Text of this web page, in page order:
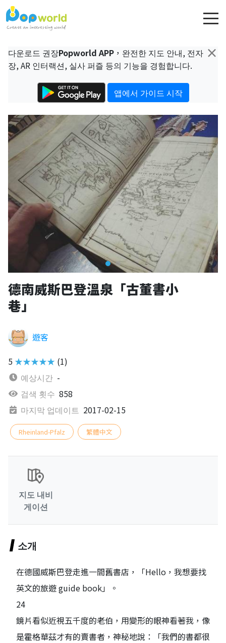
×
다운로드 권장Popworld APP ，완전한 지도 안내, 전자
장, AR 인터랙션, 실사 퍼즐 등의 기능을 경험합니다.
앱에서 가이드 시작
德南威斯巴登溫泉「古董書小
巷」
遊客
5 ★★★★★ (1)
예상시간 -
검색 횟수 858
마지막 업데이트 2017-02-15
Rheinland-Pfalz 繁體中文
지도 내비
게이션
소개
在德國威斯巴登走進一間舊書店，「Hello，我想要找
英文的旅遊 guide book」。
24
鏡片看似近視五千度的老伯，用變形的眼神看著我，像
是霍格華茲才有的賣書者，神秘地說：「我們的書都很